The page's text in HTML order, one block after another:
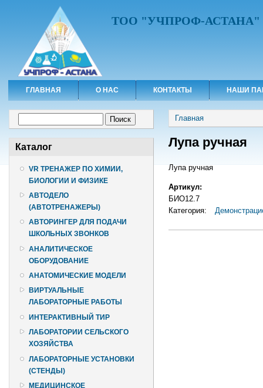
ТОО "УЧПРОФ-АСТАНА"
ГЛАВНАЯ О НАС КОНТАКТЫ НАШИ
Каталог
VR ТРЕНАЖЕР ПО ХИМИИ,
БИОЛОГИИ И ФИЗИКЕ
АВТОДЕЛО
(АВТОТРЕНАЖЕРЫ)
АВТОРИНГЕР ДЛЯ ПОДАЧИ
ШКОЛЬНЫХ ЗВОНКОВ
АНАЛИТИЧЕСКОЕ
ОБОРУДОВАНИЕ
АНАТОМИЧЕСКИЕ МОДЕЛИ
ВИРТУАЛЬНЫЕ
ЛАБОРАТОРНЫЕ РАБОТЫ
ИНТЕРАКТИВНЫЙ ТИР
ЛАБОРАТОРИИ СЕЛЬСКОГО
ХОЗЯЙСТВА
ЛАБОРАТОРНЫЕ УСТАНОВКИ
(СТЕНДЫ)
МЕДИЦИНСКОЕ
Вы здесь
Главная
Лупа ручная
Лупа ручная
Артикул:
БИО12.7
Категория: